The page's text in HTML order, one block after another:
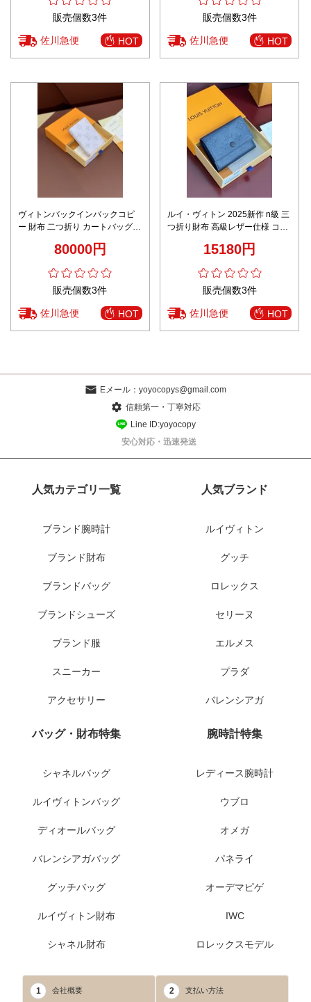
販売個数3件
佐川急便 HOT
販売個数3件
佐川急便 HOT
ヴィトンバックインバックコピ
ー 財布 二つ折り カートバッグ
80000円
販売個数3件
佐川急便 HOT
ルイ・ヴィトン 2025新作 n級 三
つ折り財布 高級レザー仕様 コン
15180円
販売個数3件
佐川急便 HOT
Eメール： yoyocopys@gmail.com
信頼第一・丁寧対応
Line ID:yoyocopy
安心対応・迅速発送
人気カテゴリ一覧
ブランド腕時計
ブランド財布
ブランドバッグ
ブランドシューズ
ブランド服
スニーカー
アクセサリー
人気ブランド
ルイヴィトン
グッチ
ロレックス
セリーヌ
エルメス
プラダ
バレンシアガ
バッグ・財布特集
シャネルバッグ
ルイヴィトンバッグ
ディオールバッグ
バレンシアガバッグ
グッチバッグ
ルイヴィトン財布
シャネル財布
腕時計特集
レディース腕時計
ウブロ
オメガ
パネライ
オーデマピゲ
IWC
ロレックスモデル
1 会社概要 2 支払い方法